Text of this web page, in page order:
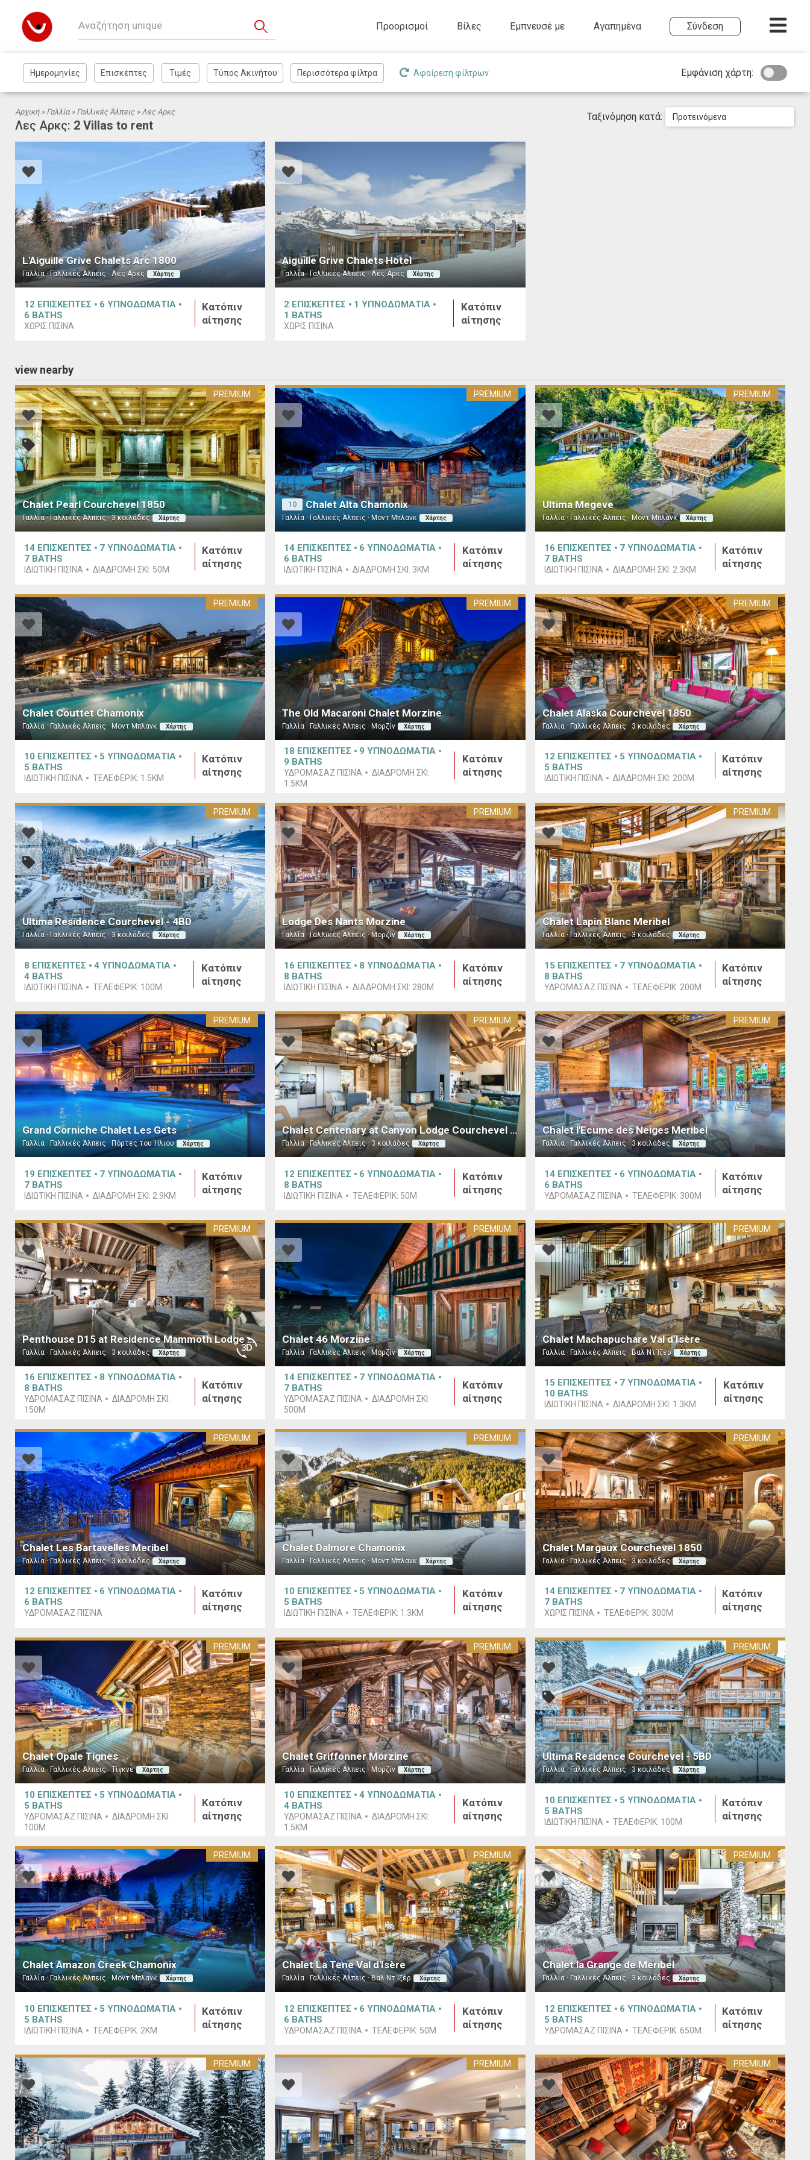
Προορισμοί Βίλες Εμπνευσέ με Αγαπημένα Σύνδεση
Αφαίρεση φίλτρων Εμφάνιση χάρτη:
Αρχική » Γαλλία» Γαλλικές Άλπεις» Λες Αρκς
Λες Αρκς: 2 Villas to rent
Ταξινόμηση κατά: Προτεινόμενα
L'Aiguille Grive Chalets Arc 1800
Γαλλία · Γαλλικές Άλπεις · Λες Αρκς Χάρτης
12 ΕΠΙΣΚΕΠΤΕΣ 6 ΥΠΝΟΔΩΜΑΤΙΑ
6 BATHS
ΧΩΡΙΣ ΠΙΣΙΝΑ
Κατόπιν
αίτησης
Aiguille Grive Chalets Hotel
Γαλλία · Γαλλικές Άλπεις · Λες Αρκς Χάρτης
2 ΕΠΙΣΚΕΠΤΕΣ 1ΥΠΝΟΔΩΜΑΤΙΑ
1 BATHS
ΧΩΡΙΣ ΠΙΣΙΝΑ
Κατόπιν
αίτησης
view nearby
Chalet Pearl Courchevel 1850
Γαλλία · Γαλλικές Άλπεις · 3 κοιλάδες Χάρτης
PREMIUM
14 ΕΠΙΣΚΕΠΤΕΣ 7 ΥΠΝΟΔΩΜΑΤΙΑ
7 BATHS
ΙΔΙΩΤΙΚΉ ΠΙΣΊΝΑ ΔΙΑΔΡΟΜΉ ΣΚΙ: 50M
Κατόπιν
αίτησης
10 Chalet Alta Chamonix
Γαλλία · Γαλλικές Άλπεις · Μοντ Μπλανκ Χάρτης
PREMIUM
14 ΕΠΙΣΚΕΠΤΕΣ 6ΥΠΝΟΔΩΜΑΤΙΑ
6 BATHS
ΙΔΙΩΤΙΚΉ ΠΙΣΊΝΑ ΔΙΑΔΡΟΜΉ ΣΚΙ: 3KM
Κατόπιν
αίτησης
Ultima Megeve
Γαλλία · Γαλλικές Άλπεις · Μοντ Μπλανκ Χάρτης
PREMIUM
16 ΕΠΙΣΚΕΠΤΕΣ 7 ΥΠΝΟΔΩΜΑΤΙΑ
7 BATHS
ΙΔΙΩΤΙΚΉ ΠΙΣΊΝΑ ΔΙΑΔΡΟΜΉ ΣΚΙ: 2.3KM
Κατόπιν
αίτησης
Chalet Couttet Chamonix
Γαλλία · Γαλλικές Άλπεις · Μοντ Μπλανκ Χάρτης
PREMIUM
10 ΕΠΙΣΚΕΠΤΕΣ 5 ΥΠΝΟΔΩΜΑΤΙΑ
5 BATHS
ΙΔΙΩΤΙΚΉ ΠΙΣΊΝΑ ΤΕΛΕΦΕΡΊΚ: 1.5KM
Κατόπιν
αίτησης
The Old Macaroni Chalet Morzine
Γαλλία · Γαλλικές Άλπεις · Μορζίν Χάρτης
PREMIUM
18 ΕΠΙΣΚΕΠΤΕΣ 9ΥΠΝΟΔΩΜΑΤΙΑ
9 BATHS
ΥΔΡΟΜΑΣΆΖ ΠΙΣΊΝΑ
ΔΙΑΔΡΟΜΉ ΣΚΙ:
1.5KM
Κατόπιν
αίτησης
Chalet Alaska Courchevel 1850
Γαλλία · Γαλλικές Άλπεις · 3 κοιλάδες Χάρτης
PREMIUM
12 ΕΠΙΣΚΕΠΤΕΣ 5 ΥΠΝΟΔΩΜΑΤΙΑ
5 BATHS
ΙΔΙΩΤΙΚΉ ΠΙΣΊΝΑ ΔΙΑΔΡΟΜΉ ΣΚΙ: 200M
Κατόπιν
αίτησης
Ultima Residence Courchevel - 4BD
Γαλλία · Γαλλικές Άλπεις · 3 κοιλάδες Χάρτης
PREMIUM
8 ΕΠΙΣΚΕΠΤΕΣ 4 ΥΠΝΟΔΩΜΑΤΙΑ
4 BATHS
ΙΔΙΩΤΙΚΉ ΠΙΣΊΝΑ ΤΕΛΕΦΕΡΊΚ: 100M
Κατόπιν
αίτησης
Lodge Des Nants Morzine
Γαλλία · Γαλλικές Άλπεις · Μορζίν Χάρτης
PREMIUM
16 ΕΠΙΣΚΕΠΤΕΣ 8ΥΠΝΟΔΩΜΑΤΙΑ
8 BATHS
ΙΔΙΩΤΙΚΉ ΠΙΣΊΝΑ ΔΙΑΔΡΟΜΉ ΣΚΙ: 280M
Κατόπιν
αίτησης
Chalet Lapin Blanc Meribel
Γαλλία · Γαλλικές Άλπεις · 3 κοιλάδες Χάρτης
PREMIUM
15 ΕΠΙΣΚΕΠΤΕΣ 7 ΥΠΝΟΔΩΜΑΤΙΑ
8 BATHS
ΥΔΡΟΜΑΣΆΖ ΠΙΣΊΝΑ ΤΕΛΕΦΕΡΊΚ: 200M
Κατόπιν
αίτησης
Grand Corniche Chalet Les Gets
Γαλλία · Γαλλικές Άλπεις · Πόρτες του Ήλιου Χάρτης
PREMIUM
19 ΕΠΙΣΚΕΠΤΕΣ 7 ΥΠΝΟΔΩΜΑΤΙΑ
7 BATHS
ΙΔΙΩΤΙΚΉ ΠΙΣΊΝΑ ΔΙΑΔΡΟΜΉ ΣΚΙ: 2.9KM
Κατόπιν
αίτησης
Chalet Centenary at Canyon Lodge Courchevel 1650
Γαλλία · Γαλλικές Άλπεις · 3 κοιλάδες Χάρτης
PREMIUM
12 ΕΠΙΣΚΕΠΤΕΣ 6ΥΠΝΟΔΩΜΑΤΙΑ
8 BATHS
ΙΔΙΩΤΙΚΉ ΠΙΣΊΝΑ ΤΕΛΕΦΕΡΊΚ: 50M
Κατόπιν
αίτησης
Chalet l'Ecume des Neiges Meribel
Γαλλία · Γαλλικές Άλπεις · 3 κοιλάδες Χάρτης
PREMIUM
14 ΕΠΙΣΚΕΠΤΕΣ 6 ΥΠΝΟΔΩΜΑΤΙΑ
6 BATHS
ΥΔΡΟΜΑΣΆΖ ΠΙΣΊΝΑ ΤΕΛΕΦΕΡΊΚ: 300M
Κατόπιν
αίτησης
Penthouse D15 at Residence Mammoth Lodge Courchevel 1650
Γαλλία · Γαλλικές Άλπεις · 3 κοιλάδες Χάρτης
PREMIUM
16 ΕΠΙΣΚΕΠΤΕΣ 8 ΥΠΝΟΔΩΜΑΤΙΑ
8 BATHS
ΥΔΡΟΜΑΣΆΖ ΠΙΣΊΝΑ
ΔΙΑΔΡΟΜΉ ΣΚΙ:
150M
Κατόπιν
αίτησης
Chalet 46 Morzine
Γαλλία · Γαλλικές Άλπεις · Μορζίν Χάρτης
PREMIUM
14 ΕΠΙΣΚΕΠΤΕΣ 7ΥΠΝΟΔΩΜΑΤΙΑ
7 BATHS
ΥΔΡΟΜΑΣΆΖ ΠΙΣΊΝΑ
ΔΙΑΔΡΟΜΉ ΣΚΙ:
500M
Κατόπιν
αίτησης
Chalet Machapuchare Val d’Isère
Γαλλία · Γαλλικές Άλπεις · Βαλ Ντ΄Ιζέρ Χάρτης
PREMIUM
15 ΕΠΙΣΚΕΠΤΕΣ 7 ΥΠΝΟΔΩΜΑΤΙΑ
10 BATHS
ΙΔΙΩΤΙΚΉ ΠΙΣΊΝΑ ΔΙΑΔΡΟΜΉ ΣΚΙ: 1.3KM
Κατόπιν
αίτησης
Chalet Les Bartavelles Meribel
Γαλλία · Γαλλικές Άλπεις · 3 κοιλάδες Χάρτης
PREMIUM
12 ΕΠΙΣΚΕΠΤΕΣ 6 ΥΠΝΟΔΩΜΑΤΙΑ
6 BATHS
ΥΔΡΟΜΑΣΆΖ ΠΙΣΊΝΑ
Κατόπιν
αίτησης
Chalet Dalmore Chamonix
Γαλλία · Γαλλικές Άλπεις · Μοντ Μπλανκ Χάρτης
PREMIUM
10 ΕΠΙΣΚΕΠΤΕΣ 5ΥΠΝΟΔΩΜΑΤΙΑ
5 BATHS
ΙΔΙΩΤΙΚΉ ΠΙΣΊΝΑ ΤΕΛΕΦΕΡΊΚ: 1.3KM
Κατόπιν
αίτησης
Chalet Margaux Courchevel 1850
Γαλλία · Γαλλικές Άλπεις · 3 κοιλάδες Χάρτης
PREMIUM
14 ΕΠΙΣΚΕΠΤΕΣ 7 ΥΠΝΟΔΩΜΑΤΙΑ
7 BATHS
ΧΩΡΊΣ ΠΙΣΊΝΑ ΤΕΛΕΦΕΡΊΚ: 300M
Κατόπιν
αίτησης
Chalet Opale Tignes
Γαλλία · Γαλλικές Άλπεις · Τίγκνε Χάρτης
PREMIUM
10 ΕΠΙΣΚΕΠΤΕΣ 5 ΥΠΝΟΔΩΜΑΤΙΑ
5 BATHS
ΥΔΡΟΜΑΣΆΖ ΠΙΣΊΝΑ
ΔΙΑΔΡΟΜΉ ΣΚΙ:
100M
Κατόπιν
αίτησης
Chalet Griffonner Morzine
Γαλλία · Γαλλικές Άλπεις · Μορζίν Χάρτης
PREMIUM
10 ΕΠΙΣΚΕΠΤΕΣ 4ΥΠΝΟΔΩΜΑΤΙΑ
4 BATHS
ΥΔΡΟΜΑΣΆΖ ΠΙΣΊΝΑ
ΔΙΑΔΡΟΜΉ ΣΚΙ:
1.5KM
Κατόπιν
αίτησης
Ultima Residence Courchevel - 5BD
Γαλλία · Γαλλικές Άλπεις · 3 κοιλάδες Χάρτης
PREMIUM
10 ΕΠΙΣΚΕΠΤΕΣ 5 ΥΠΝΟΔΩΜΑΤΙΑ
5 BATHS
ΙΔΙΩΤΙΚΉ ΠΙΣΊΝΑ ΤΕΛΕΦΕΡΊΚ: 100M
Κατόπιν
αίτησης
Chalet Amazon Creek Chamonix
Γαλλία · Γαλλικές Άλπεις · Μοντ Μπλανκ Χάρτης
PREMIUM
10 ΕΠΙΣΚΕΠΤΕΣ 5 ΥΠΝΟΔΩΜΑΤΙΑ
5 BATHS
ΙΔΙΩΤΙΚΉ ΠΙΣΊΝΑ ΤΕΛΕΦΕΡΊΚ: 2KM
Κατόπιν
αίτησης
Chalet La Tene Val d'Isère
Γαλλία · Γαλλικές Άλπεις · Βαλ Ντ΄Ιζέρ Χάρτης
PREMIUM
12 ΕΠΙΣΚΕΠΤΕΣ 6ΥΠΝΟΔΩΜΑΤΙΑ
6 BATHS
ΥΔΡΟΜΑΣΆΖ ΠΙΣΊΝΑ ΤΕΛΕΦΕΡΊΚ: 50M
Κατόπιν
αίτησης
Chalet la Grange de Meribel
Γαλλία · Γαλλικές Άλπεις · 3 κοιλάδες Χάρτης
PREMIUM
12 ΕΠΙΣΚΕΠΤΕΣ 6 ΥΠΝΟΔΩΜΑΤΙΑ
5 BATHS
ΥΔΡΟΜΑΣΆΖ ΠΙΣΊΝΑ ΤΕΛΕΦΕΡΊΚ: 650M
Κατόπιν
αίτησης
PREMIUM PREMIUM PREMIUM